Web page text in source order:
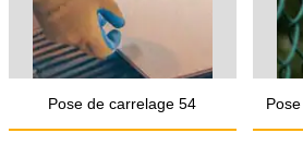
Pose de carrelage 54